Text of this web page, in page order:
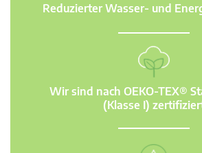
Reduzierter Wasser- und
Wir sind nach OEKO-TEX®
(Klasse I)